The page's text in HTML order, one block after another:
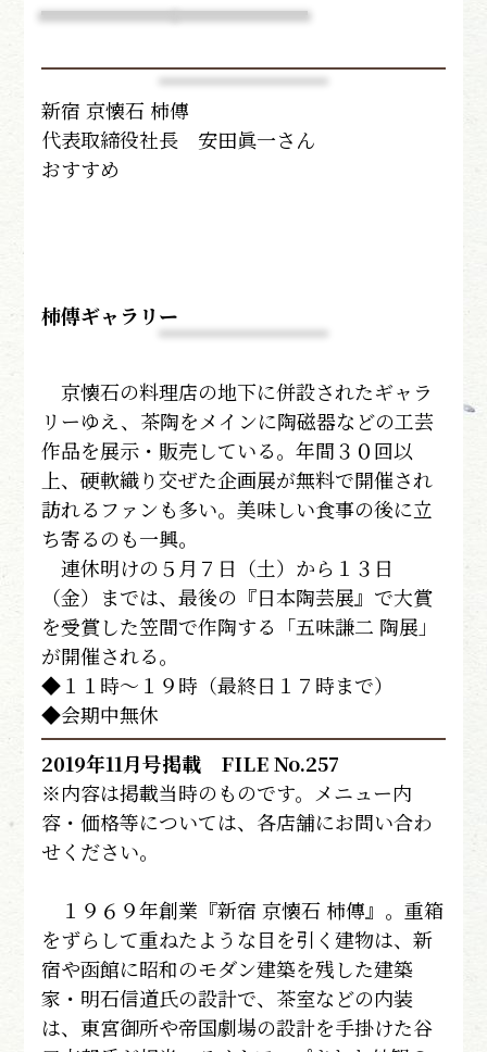
新宿 京懐石 柿傳
代表取締役社長 安田眞一さん
おすすめ
柿傳ギャラリー
京懐石の料理店の地下に併設されたギャラ
リーゆえ、茶陶をメインに陶磁器などの工芸
作品を展示・販売している。年間３０回以
上、硬軟織り交ぜた企画展が無料で開催され
訪れるファンも多い。美味しい食事の後に立
ち寄るのも一興。
連休明けの５月７日（土）から１３日
（金）までは、最後の『日本陶芸展』で大賞
を受賞した笠間で作陶する「五味謙二 陶展」
が開催される。
◆１１時～１９時（最終日１７時まで）
◆会期中無休
2019年11月号掲載 FILE No.257
※内容は掲載当時のものです。メニュー内
容・価格等については、各店舗にお問い合わ
せください。
１９６９年創業『新宿 京懐石 柿傳』。重箱
をずらして重ねたような目を引く建物は、新
宿や函館に昭和のモダン建築を残した建築
家・明石信道氏の設計で、茶室などの内装
は、東宮御所や帝国劇場の設計を手掛けた谷